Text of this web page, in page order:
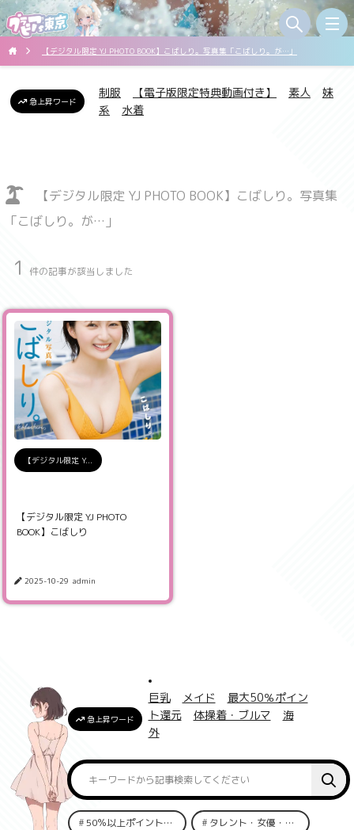
【デジタル限定 YJ PHOTO BOOK】こばしり。写真集「こばしり。が…」
急上昇ワード
制服 【電子版限定特典動画付き】 素人
妹
系
水着
【デジタル限定 YJ PHOTO BOOK】こばしり。写真集
「こばしり。が…」
1 件の記事が該当しました
【デジタル限定 Y...
【デジタル限定 YJ PHOTO
BOOK】こばしり
2025-10-29 admin
急上昇ワード
巨乳 メイド
最大50％ポイン
ト還元
体操着・ブルマ
海
外
50％以上ポイント還元 タレント・女優・俳優